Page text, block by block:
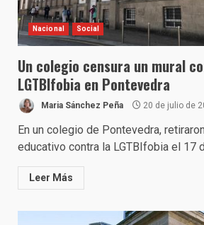
Nacional Social
Un colegio censura un mural
LGTBIfobia en Pontevedra
Maria Sánchez Peña 20 de julio de
En un colegio de Pontevedra,
educativo contra la LGTBIfobia el 17
Leer Más